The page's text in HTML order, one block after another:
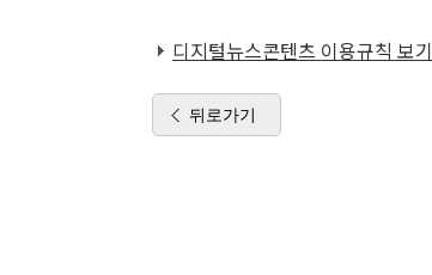
디지털뉴스콘텐츠 이용규칙 보기
뒤로가기